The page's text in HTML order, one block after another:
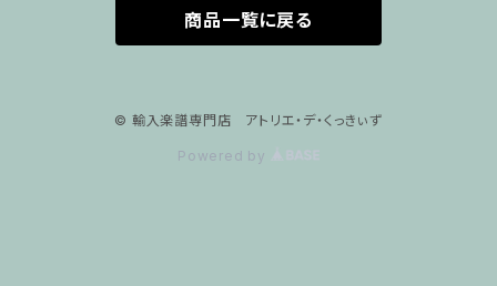
家族割適用プラン2
声楽ピアノ４５分レッスン
ヴァイオリンピアノ６０分レッスン
商品一覧に戻る
© 輸入楽譜専門店 アトリエ・デ・くっきぃず
Powered by